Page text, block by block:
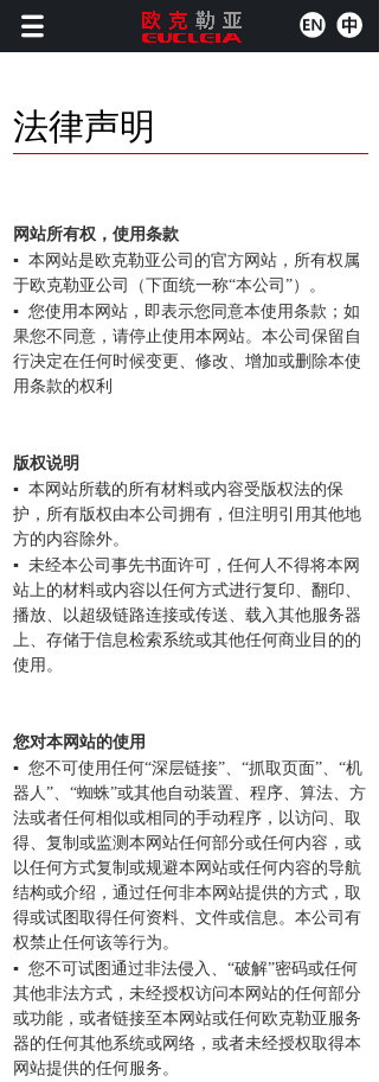
法律声明
网站所有权，使用条款
▪ 本网站是欧克勒亚公司的官方网站，所有权属
于欧克勒亚公司（下面统一称“本公司”）。
▪ 您使用本网站，即表示您同意本使用条款；如
果您不同意，请停止使用本网站。本公司保留自
行决定在任何时候变更、修改、增加或删除本使
用条款的权利
版权说明
▪ 本网站所载的所有材料或内容受版权法的保
护，所有版权由本公司拥有，但注明引用其他地
方的内容除外。
▪ 未经本公司事先书面许可，任何人不得将本网
站上的材料或内容以任何方式进行复印、翻印、
播放、以超级链路连接或传送、载入其他服务器
上、存储于信息检索系统或其他任何商业目的的
使用。
您对本网站的使用
▪ 您不可使用任何“深层链接”、“抓取页面”、“机
器人”、“蜘蛛”或其他自动装置、程序、算法、方
法或者任何相似或相同的手动程序，以访问、取
得、复制或监测本网站任何部分或任何内容，或
以任何方式复制或规避本网站或任何内容的导航
结构或介绍，通过任何非本网站提供的方式，取
得或试图取得任何资料、文件或信息。本公司有
权禁止任何该等行为。
▪ 您不可试图通过非法侵入、“破解”密码或任何
其他非法方式，未经授权访问本网站的任何部分
或功能，或者链接至本网站或任何欧克勒亚服务
器的任何其他系统或网络，或者未经授权取得本
网站提供的任何服务。